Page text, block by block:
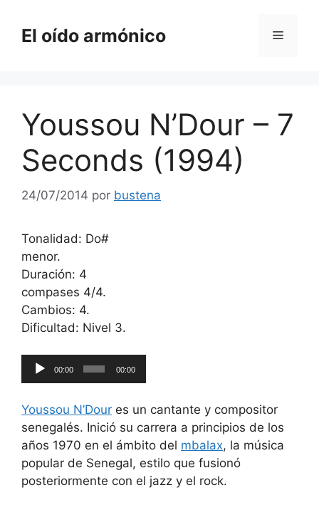
contenido
El oído armónico Menú
Youssou N’Dour – 7
Seconds (1994)
24/07/2014 por bustena
Tonalidad: Do#
menor.
Duración: 4
compases 4/4.
Cambios: 4.
Dificultad: Nivel 3.
Reproductor
de
00:00 00:00
Youssou N’Dour es un cantante y compositor
senegalés. Inició su carrera a principios de los
años 1970 en el ámbito del mbalax, la música
popular de Senegal, estilo que fusionó
posteriormente con el jazz y el rock.